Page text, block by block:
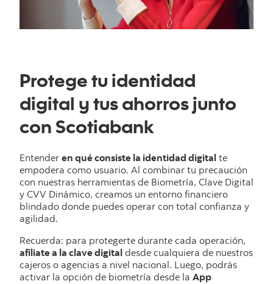
Protege tu identidad
digital y tus ahorros junto
con Scotiabank
Entender en qué consiste la identidad digital te
empodera como usuario. Al combinar tu precaución
con nuestras herramientas de Biometría, Clave Digital
y CVV Dinámico, creamos un entorno financiero
blindado donde puedes operar con total confianza y
agilidad.
Recuerda: para protegerte durante cada operación,
afíliate a la clave digital desde cualquiera de nuestros
cajeros o agencias a nivel nacional. Luego, podrás
activar la opción de biometría desde la App